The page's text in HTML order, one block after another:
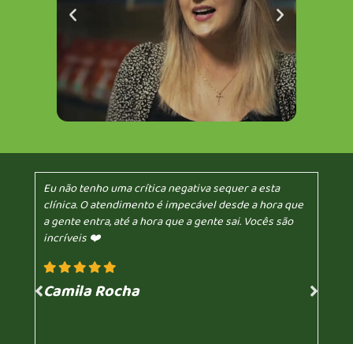
Eu não tenho uma crítica negativa sequer a esta
clínica. O atendimento é impecável desde a hora que
a gente entra, até a hora que a gente sai. Vocês são
incríveis ❤️
Camila Rocha